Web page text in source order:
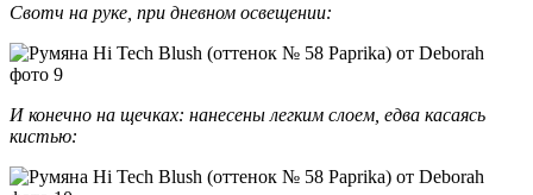
Свотч на руке, при дневном освещении:
И конечно на щечках: нанесены легким слоем, едва касаясь
кистью: